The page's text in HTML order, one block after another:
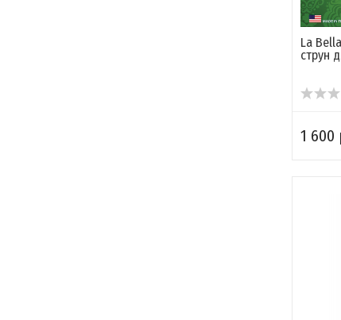
La
струн
1 600